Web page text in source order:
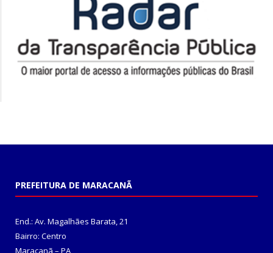
PREFEITURA DE MARACANÃ
End.: Av. Magalhães Barata, 21
Bairro: Centro
Maracanã – PA